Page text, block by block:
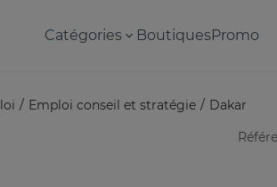
Catégories BoutiquesPromo
Emploi conseil et stratégie Dakar